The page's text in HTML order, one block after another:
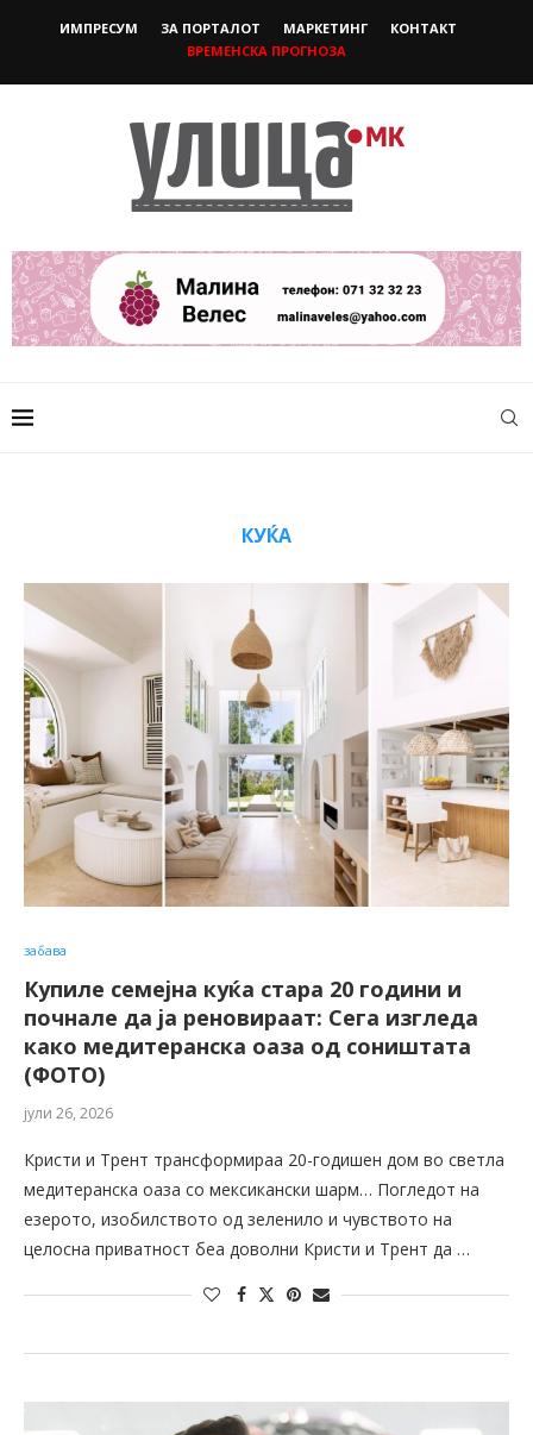
ИМПРЕСУМ ЗА ПОРТАЛОТ МАРКЕТИНГ
КОНТАКТ
ВРЕМЕНСКА ПРОГНОЗА
КУЌА
забава
Купиле семејна куќа стара 20 години и
почнале да ја реновираат: Сега изгледа
како медитеранска оаза од соништата
(ФОТО)
јули 26, 2026
Кристи и Трент трансформираа 20-годишен дом во светла
медитеранска оаза со мексикански шарм… Погледот на
езерото, изобилството од зеленило и чувството на
целосна приватност беа доволни Кристи и Трент да …